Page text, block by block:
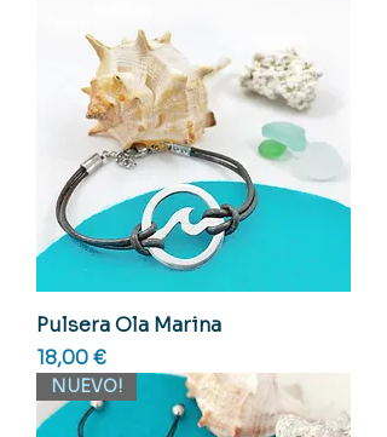
Pulsera Ola Marina
Precio
18,00 €
NUEVO!